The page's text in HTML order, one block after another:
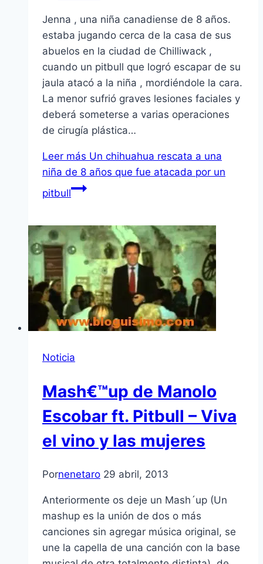
Jenna , una niña canadiense de 8 años.
estaba jugando cerca de la casa de sus
abuelos en la ciudad de Chilliwack ,
cuando un pitbull que logró escapar de su
jaula atacó a la niña , mordiéndole la cara.
La menor sufrió graves lesiones faciales y
deberá someterse a varias operaciones
de cirugía plástica…
Leer más Un chihuahua rescata a una
niña de 8 años que fue atacada por un
pitbull
Noticia
Mash€™up de Manolo
Escobar ft. Pitbull – Viva
el vino y las mujeres
Pornenetaro 29 abril, 2013
Anteriormente os deje un Mash´up (Un
mashup es la unión de dos o más
canciones sin agregar música original, se
une la capella de una canción con la base